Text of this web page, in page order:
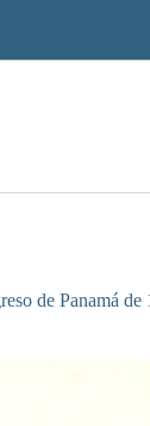
de Panamá